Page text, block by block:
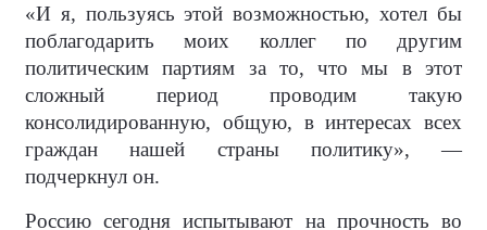
«И я, пользуясь этой возможностью, хотел бы
поблагодарить моих коллег по другим
политическим партиям за то, что мы в этот
сложный период проводим такую
консолидированную, общую, в интересах всех
граждан нашей страны политику», —
подчеркнул он.
Россию сегодня испытывают на прочность во